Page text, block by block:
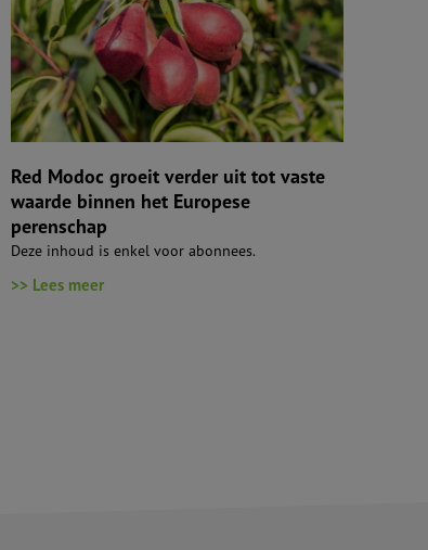
Red Modoc groeit verder uit tot vaste
waarde binnen het Europese
perenschap
Deze inhoud is enkel voor abonnees.
>> Lees meer